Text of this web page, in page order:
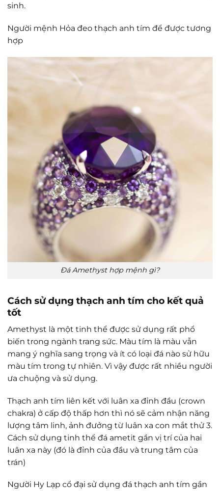
sinh.
Người mệnh Hỏa đeo thạch anh tím để được tương
hợp
Đá Amethyst hợp mệnh gì?
Cách sử dụng thạch anh tím cho kết quả
tốt
Amethyst là một tinh thể được sử dụng rất phổ
biến trong ngành trang sức. Màu tím là màu vẫn
mang ý nghĩa sang trọng và ít có loại đá nào sử hữu
màu tím trong tự nhiên. Vì vậy được rất nhiều người
ưa chuộng và sử dụng.
Thạch anh tím liên kết với luân xa đỉnh đầu (crown
chakra) ở cấp độ thấp hơn thì nó sẽ cảm nhận năng
lượng tâm linh, ảnh đưởng từ luân xa con mắt thử 3.
Cách sử dụng tinh thể đá ametit gần vị trí của hai
luân xa này (đó là đỉnh của đầu và trung tâm của
trán)
Người Hy Lạp cổ đại sử dụng đá thạch anh tím gần